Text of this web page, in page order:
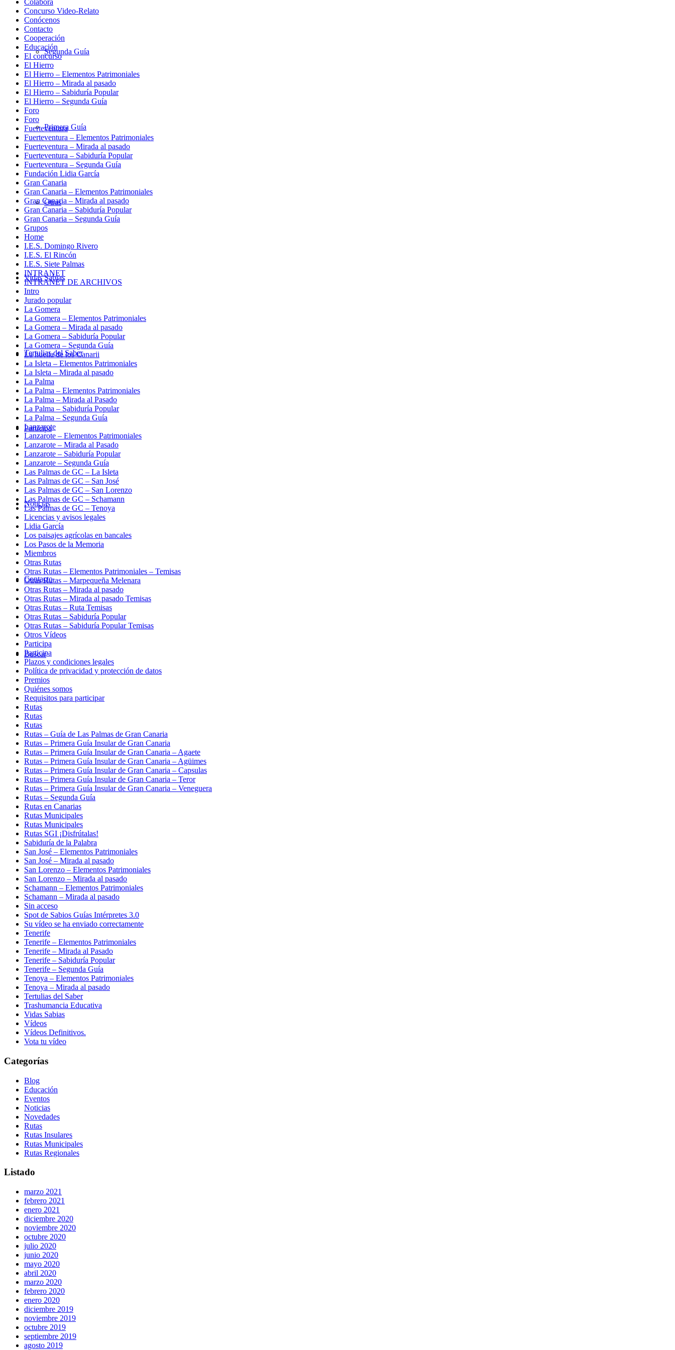
Segunda Guía
Primera Guía
Otras
Vidas Sabias
Tertulias del Saber
Participa
Noticias
Contacto
Buscar
Colabora
Concurso Video-Relato
Conócenos
Contacto
Cooperación
Educación
El concurso
El Hierro
El Hierro – Elementos Patrimoniales
El Hierro – Mirada al pasado
El Hierro – Sabiduría Popular
El Hierro – Segunda Guía
Foro
Foro
Fuerteventura
Fuerteventura – Elementos Patrimoniales
Fuerteventura – Mirada al pasado
Fuerteventura – Sabiduría Popular
Fuerteventura – Segunda Guía
Fundación Lidia García
Gran Canaria
Gran Canaria – Elementos Patrimoniales
Gran Canaria – Mirada al pasado
Gran Canaria – Sabiduría Popular
Gran Canaria – Segunda Guía
Grupos
Home
I.E.S. Domingo Rivero
I.E.S. El Rincón
I.E.S. Siete Palmas
INTRANET
INTRANET DE ARCHIVOS
Intro
Jurado popular
La Gomera
La Gomera – Elementos Patrimoniales
La Gomera – Mirada al pasado
La Gomera – Sabiduría Popular
La Gomera – Segunda Guía
La huella de los Canarii
La Isleta – Elementos Patrimoniales
La Isleta – Mirada al pasado
La Palma
La Palma – Elementos Patrimoniales
La Palma – Mirada al Pasado
La Palma – Sabiduría Popular
La Palma – Segunda Guía
Lanzarote
Lanzarote – Elementos Patrimoniales
Lanzarote – Mirada al Pasado
Lanzarote – Sabiduría Popular
Lanzarote – Segunda Guía
Las Palmas de GC – La Isleta
Las Palmas de GC – San José
Las Palmas de GC – San Lorenzo
Las Palmas de GC – Schamann
Las Palmas de GC – Tenoya
Licencias y avisos legales
Lidia García
Los paisajes agrícolas en bancales
Los Pasos de la Memoria
Miembros
Otras Rutas
Otras Rutas – Elementos Patrimoniales – Temisas
Otras Rutas – Marpequeña Melenara
Otras Rutas – Mirada al pasado
Otras Rutas – Mirada al pasado Temisas
Otras Rutas – Ruta Temisas
Otras Rutas – Sabiduría Popular
Otras Rutas – Sabiduría Popular Temisas
Otros Vídeos
Participa
Participa
Plazos y condiciones legales
Política de privacidad y protección de datos
Premios
Quiénes somos
Requisitos para participar
Rutas
Rutas
Rutas
Rutas – Guía de Las Palmas de Gran Canaria
Rutas – Primera Guía Insular de Gran Canaria
Rutas – Primera Guía Insular de Gran Canaria – Agaete
Rutas – Primera Guía Insular de Gran Canaria – Agüimes
Rutas – Primera Guía Insular de Gran Canaria – Capsulas
Rutas – Primera Guía Insular de Gran Canaria – Teror
Rutas – Primera Guía Insular de Gran Canaria – Veneguera
Rutas – Segunda Guía
Rutas en Canarias
Rutas Municipales
Rutas Municipales
Rutas SGI ¡Disfrútalas!
Sabiduría de la Palabra
San José – Elementos Patrimoniales
San José – Mirada al pasado
San Lorenzo – Elementos Patrimoniales
San Lorenzo – Mirada al pasado
Schamann – Elementos Patrimoniales
Schamann – Mirada al pasado
Sin acceso
Spot de Sabios Guías Intérpretes 3.0
Su vídeo se ha enviado correctamente
Tenerife
Tenerife – Elementos Patrimoniales
Tenerife – Mirada al Pasado
Tenerife – Sabiduría Popular
Tenerife – Segunda Guía
Tenoya – Elementos Patrimoniales
Tenoya – Mirada al pasado
Tertulias del Saber
Trashumancia Educativa
Vidas Sabias
Vídeos
Vídeos Definitivos.
Vota tu vídeo
Categorías
Blog
Educación
Eventos
Noticias
Novedades
Rutas
Rutas Insulares
Rutas Municipales
Rutas Regionales
Listado
marzo 2021
febrero 2021
enero 2021
diciembre 2020
noviembre 2020
octubre 2020
julio 2020
junio 2020
mayo 2020
abril 2020
marzo 2020
febrero 2020
enero 2020
diciembre 2019
noviembre 2019
octubre 2019
septiembre 2019
agosto 2019